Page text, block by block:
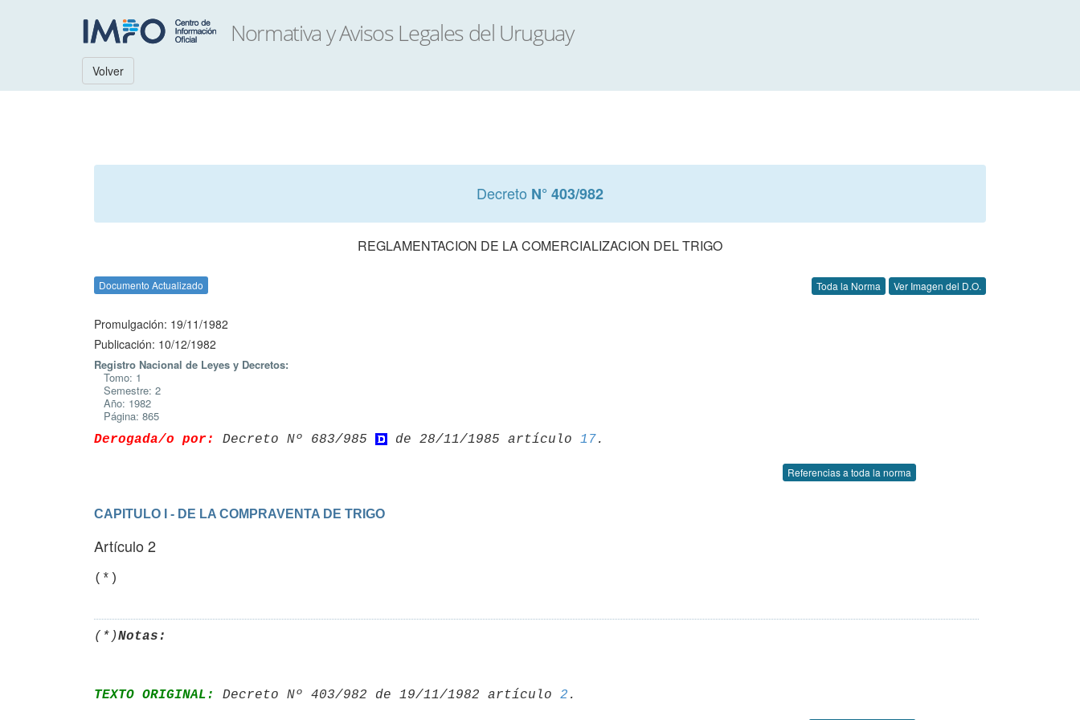
Volver
Decreto N° 403/982
REGLAMENTACION DE LA COMERCIALIZACION DEL TRIGO
Documento Actualizado Toda la Norma Ver Imagen del D.O.
Promulgación: 19/11/1982
Publicación: 10/12/1982
Registro Nacional de Leyes y Decretos:
Tomo: 1
Semestre: 2
Año: 1982
Página: 865
Derogada/o por: Decreto Nº 683/985 de 28/11/1985 artículo 17
Referencias a toda la norma
CAPITULO I - DE LA COMPRAVENTA DE TRIGO
Artículo 2
(*)Notas:
TEXTO ORIGINAL: Decreto Nº 403/982 de 19/11/1982 artículo 2